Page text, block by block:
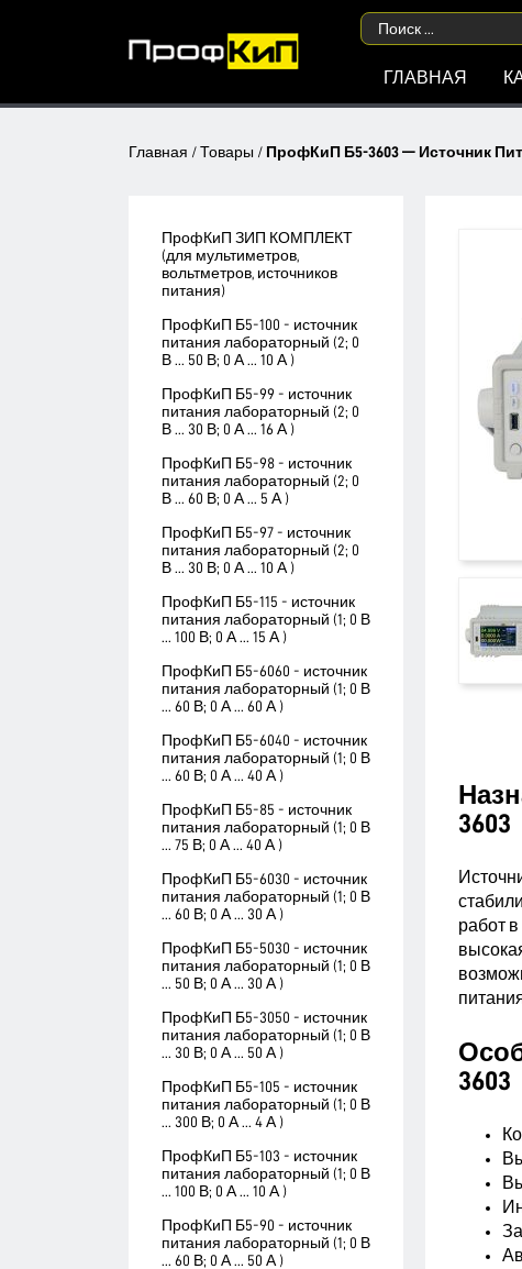
ГЛАВНАЯ
Главная / Товары / ПрофКиП Б5-3603 — Источник
ПрофКиП ЗИП КОМПЛЕКТ
(для мультиметров,
вольтметров, источников
питания)
ПрофКиП Б5-100 - источник
питания лабораторный (2; 0
В ... 50 В; 0 А ... 10 А )
ПрофКиП Б5-99 - источник
питания лабораторный (2; 0
В ... 30 В; 0 А ... 16 А )
ПрофКиП Б5-98 - источник
питания лабораторный (2; 0
В ... 60 В; 0 А ... 5 А )
ПрофКиП Б5-97 - источник
питания лабораторный (2; 0
В ... 30 В; 0 А ... 10 А )
ПрофКиП Б5-115 - источник
питания лабораторный (1; 0 В
... 100 В; 0 А ... 15 А )
ПрофКиП Б5-6060 - источник
питания лабораторный (1; 0 В
... 60 В; 0 А ... 60 А )
ПрофКиП Б5-6040 - источник
питания лабораторный (1; 0 В
... 60 В; 0 А ... 40 А )
ПрофКиП Б5-85 - источник
питания лабораторный (1; 0 В
... 75 В; 0 А ... 40 А )
ПрофКиП Б5-6030 - источник
питания лабораторный (1; 0 В
... 60 В; 0 А ... 30 А )
ПрофКиП Б5-5030 - источник
питания лабораторный (1; 0 В
... 50 В; 0 А ... 30 А )
ПрофКиП Б5-3050 - источник
питания лабораторный (1; 0 В
... 30 В; 0 А ... 50 А )
ПрофКиП Б5-105 - источник
питания лабораторный (1; 0 В
... 300 В; 0 А ... 4 А )
ПрофКиП Б5-103 - источник
питания лабораторный (1; 0 В
... 100 В; 0 А ... 10 А )
ПрофКиП Б5-90 - источник
питания лабораторный (1; 0 В
... 60 В; 0 А ... 50 А )
3603
работ
3603
И